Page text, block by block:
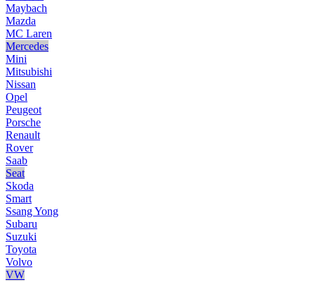
Maybach
Mazda
MC Laren
Mercedes
Mini
Mitsubishi
Nissan
Opel
Peugeot
Porsche
Renault
Rover
Saab
Seat
Skoda
Smart
Ssang Yong
Subaru
Suzuki
Toyota
Volvo
VW